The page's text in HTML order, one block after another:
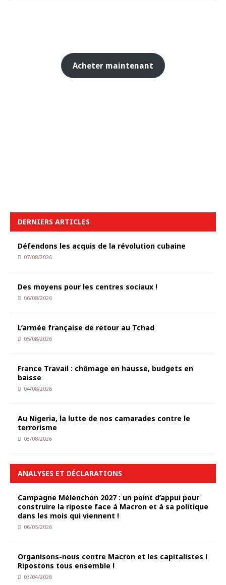
Acheter maintenant
DERNIERS ARTICLES
Défendons les acquis de la révolution cubaine
07/08/2026
Des moyens pour les centres sociaux !
06/08/2026
L’armée française de retour au Tchad
05/08/2026
France Travail : chômage en hausse, budgets en
baisse
04/08/2026
Au Nigeria, la lutte de nos camarades contre le
terrorisme
03/08/2026
ANALYSES ET DÉCLARATIONS
Campagne Mélenchon 2027 : un point d’appui pour
construire la riposte face à Macron et à sa politique
dans les mois qui viennent !
06/05/2026
Organisons-nous contre Macron et les capitalistes !
Ripostons tous ensemble !
03/04/2026